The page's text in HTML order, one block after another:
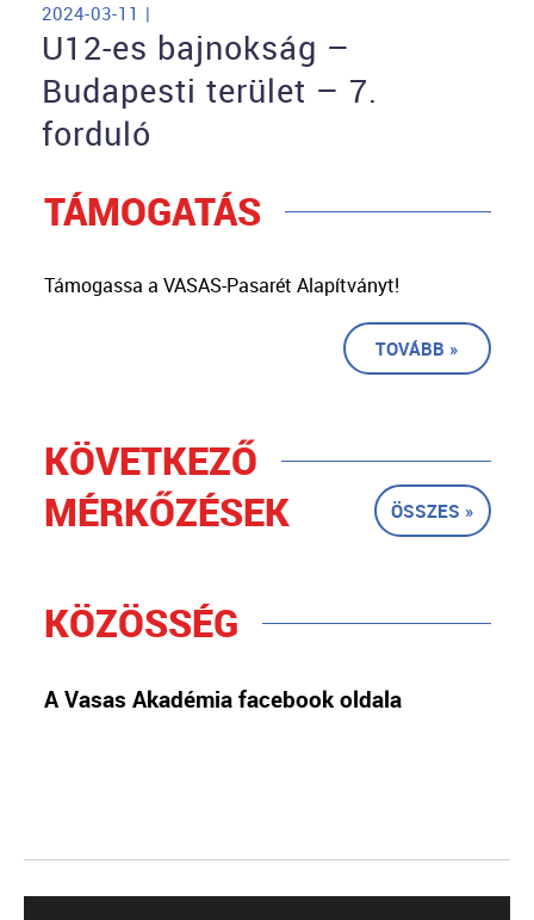
2024-03-11 |
U12-es bajnokság –
Budapesti terület – 7.
forduló
TÁMOGATÁS
Támogassa a VASAS-Pasarét Alapítványt!
TOVÁBB »
KÖVETKEZŐ
MÉRKŐZÉSEK
ÖSSZES »
KÖZÖSSÉG
A Vasas Akadémia facebook oldala